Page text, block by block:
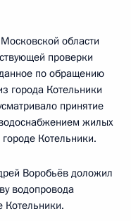
области
проверки
по обращению
города Котельники
принятие
жилых
Котельники.
Воробьёв доложил
водопровода
Котельники.